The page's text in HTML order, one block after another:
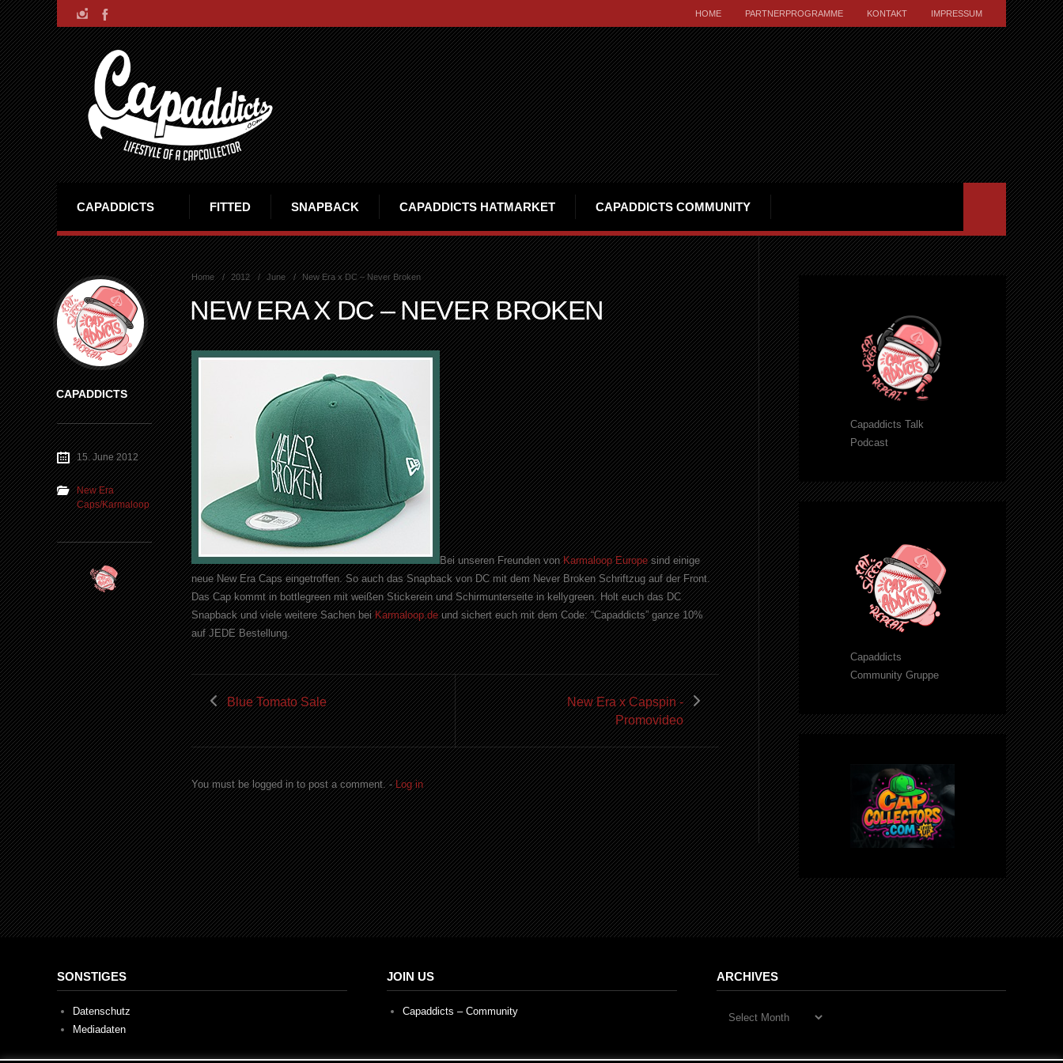
HOME PARTNERPROGRAMME KONTAKT IMPRESSUM
CAPADDICTS FITTED SNAPBACK CAPADDICTS HATMARKET CAPADDICTS COMMUNITY
Home 2012 June New Era x DC – Never Broken
NEW ERA X DC – NEVER BROKEN
Bei unseren Freunden vonKarmaloop Europesind einige
neueNew Era Capseingetroffen. So auch dasSnapbackvonDCmit demNever BrokenSchriftzug auf der Front.
DasCapkommt inbottlegreenmit weißen Stickerein und Schirmunterseite inkellygreen. Holt euch dasDC
Snapbackund viele weitere Sachen bei Karmaloop.deund sichert euch mit demCode: “Capaddicts”ganze 10%
auf JEDE Bestellung.
Blue Tomato Sale
New Era x Capspin -
Promovideo
You must be logged in to post a comment. -Log in
CAPADDICTS
15. June 2012
New Era
Caps/Karmaloop
Capaddicts Talk
Podcast
Capaddicts
Community Gruppe
SONSTIGES
Datenschutz
Mediadaten
JOIN US
Capaddicts – Community
ARCHIVES